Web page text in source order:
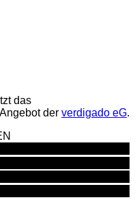
das
der verdigado eG.